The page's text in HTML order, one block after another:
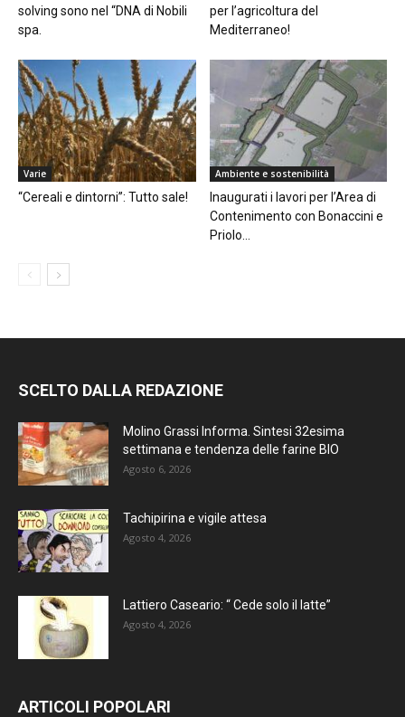
solving sono nel “DNA di Nobili
spa.
per l’agricoltura del
Mediterraneo!
Varie
“Cereali e dintorni”: Tutto sale!
Ambiente e sostenibilità
Inaugurati i lavori per l’Area di
Contenimento con Bonaccini e
Priolo...
SCELTO DALLA REDAZIONE
Molino Grassi Informa. Sintesi 32esima
settimana e tendenza delle farine BIO
Agosto 6, 2026
Tachipirina e vigile attesa
Agosto 4, 2026
Lattiero Caseario: “ Cede solo il latte”
Agosto 4, 2026
ARTICOLI POPOLARI